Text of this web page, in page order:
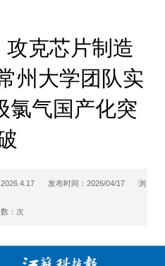
克芯片制造
州大学团队实
氯气国产化突
发布时间：2026/04/17 浏
： 次